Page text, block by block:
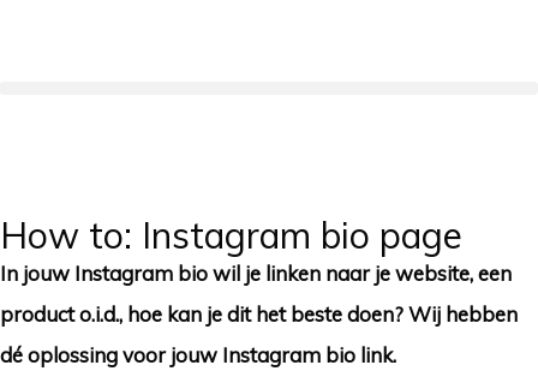
How to: Instagram bio page
In jouw Instagram bio wil je linken naar je website, een
product o.i.d., hoe kan je dit het beste doen? Wij hebben
dé oplossing voor jouw Instagram bio link.